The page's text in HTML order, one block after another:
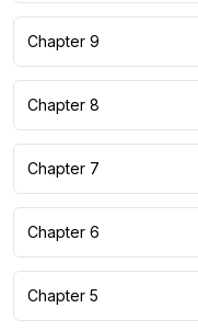
Chapter 9
Chapter 8
Chapter 7
Chapter 6
Chapter 5